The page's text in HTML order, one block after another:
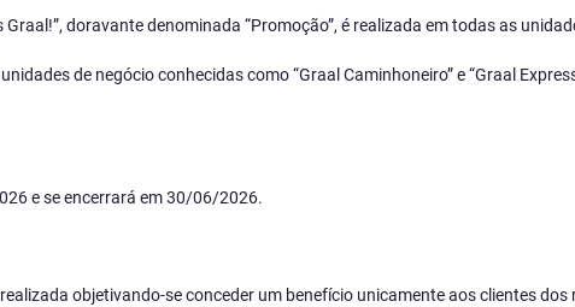
Graal!”, doravante denominada “Promoção”, é realizada em todas as
de negócio conhecidas como “Graal Caminhoneiro” e “Graal
e se encerrará em 30/06/2026.
objetivando-se conceder um benefício unicamente aos clientes